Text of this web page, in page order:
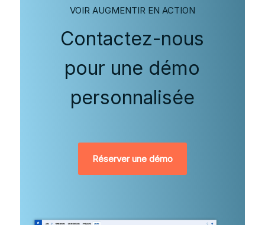
VOIR AUGMENTIR EN ACTION
Contactez-nous
pour une démo
personnalisée
Réserver une démo